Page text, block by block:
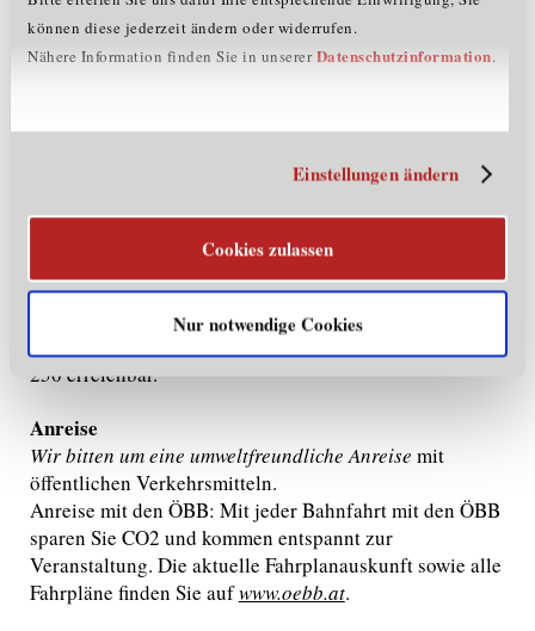
können diese jederzeit ändern oder widerrufen.
Nähere Information finden Sie in unsererDatenschutzinformation.
Einstellungen ändern
Cookies zulassen
Nur notwendige Cookies
ausgewogen vertreten sind - Wirtschaft, Kunst sowie die
Kreativwirtschaft. Nur so kann der gewünschte
Reservierungsanfrage. Erst mit unserer Bestätigung ist
Barrierefreiheit
Bei uns sind alle Menschen herzlichst willkommen.
Freie Platzwahl: Wir stellen sicher, dass Gäste mit
Behinderung ihren bevorzugten Platz bekommen. Die
Ansprechpartnerin für Barrierefreiheit ist Barbara
Wille. Sie ist per
250 erreichbar.
Anreise
Wir bitten um eine umweltfreundliche Anreise mit
öffentlichen Verkehrsmitteln.
Anreise mit den ÖBB: Mit jeder Bahnfahrt mit den ÖBB
sparen Sie CO2 und kommen entspannt zur
Veranstaltung. Die aktuelle Fahrplanauskunft sowie alle
Fahrpläne finden Sie aufwww.oebb.at.